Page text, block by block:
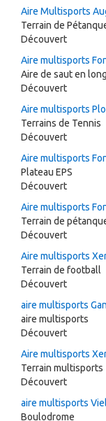
Aire Multisports
Terrain de
Découvert
Aire multisports
Aire de saut en
Découvert
Aire multisports
Terrains de Tennis
Découvert
Aire multisports
Plateau EPS
Découvert
Aire multisports
Terrain de
Découvert
Aire multisports
Terrain de football
Découvert
aire multisports
aire multisports
Découvert
Aire multisports
Terrain multisports
Découvert
aire multisports
Boulodrome